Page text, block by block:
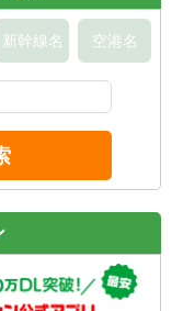
新幹線名 空港名